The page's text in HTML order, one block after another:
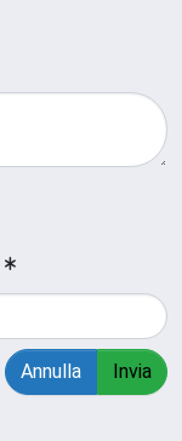
Annulla Invia